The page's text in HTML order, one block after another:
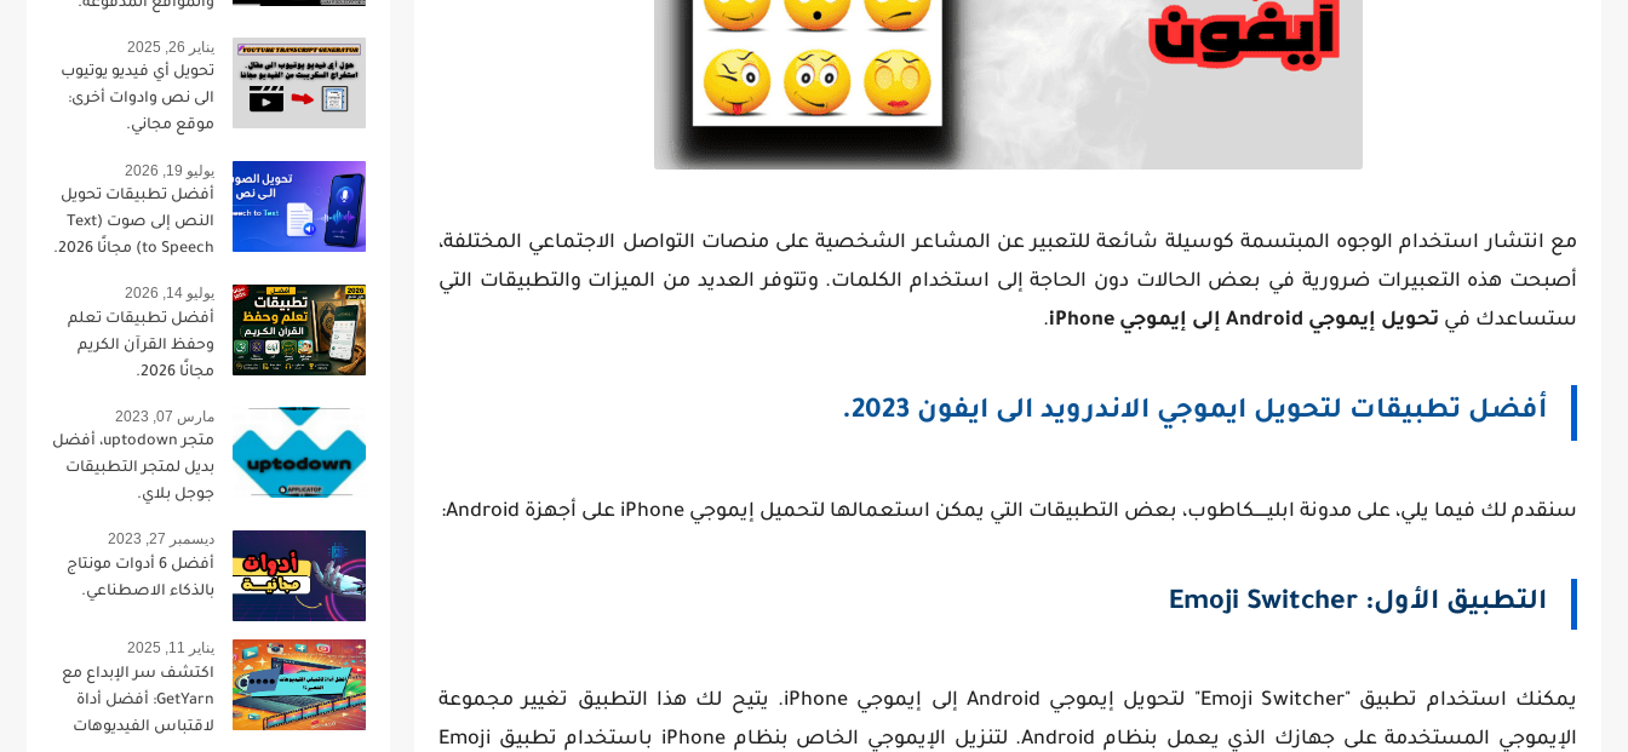
مع انتشار استخدام الوجوه المبتسمة كوسيلة شائعة للتعبير عن المشاعر الشخصية على منصات التواصل الاجتماعي المختلفة،
أصبحت هذه التعبيرات ضرورية في بعض الحالات دون الحاجة إلى استخدام الكلمات. وتتوفر العديد من الميزات والتطبيقات التي
ستساعدك في تحويل إيموجي Android إلى إيموجي iPhone .
أفضل تطبيقات لتحويل ايموجي الاندرويد الى ايفون 2023.
سنقدم لك فيما يلي، على مدونة ابليـــــكاطوب، بعض التطبيقات التي يمكن استعمالها لتحميل إيموجي iPhone على أجهزة Android:
التطبيق الأول: Emoji Switcher
يمكنك استخدام تطبيق "Emoji Switcher" لتحويل إيموجي Android إلى إيموجي iPhone. يتيح لك هذا التطبيق تغيير مجموعة
الإيموجي المستخدمة على جهازك الذي يعمل بنظام Android. لتنزيل الإيموجي الخاص بنظام iPhone باستخدام تطبيق Emoji
يناير 26, 2025
تحويل أي فيديو يوتيوب
الى نص وادوات أخرى:
موقع مجاني.
يوليو 19, 2026
أفضل تطبيقات تحويل
النص إلى صوت (Text
to Speech) مجانًا 2026.
يوليو 14, 2026
أفضل تطبيقات تعلم
وحفظ القرآن الكريم
مجانًا 2026.
مارس 07, 2023
متجر uptodown، أفضل
بديل لمتجر التطبيقات
جوجل بلاي.
ديسمبر 27, 2023
أفضل 6 أدوات مونتاج
بالذكاء الاصطناعي.
يناير 11, 2025
اكتشف سر الإبداع مع
GetYarn: أفضل أداة
لاقتباس الفيديوهات